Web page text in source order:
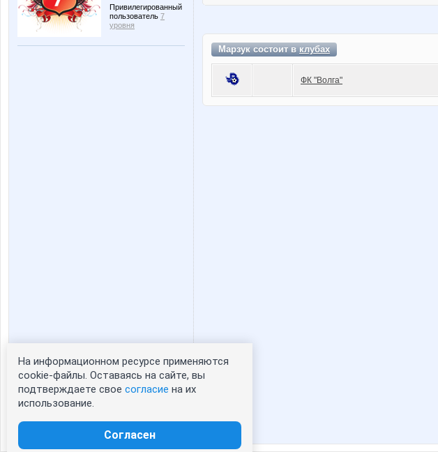
Привилегированный
пользователь 7
уровня
Статистика портрета:
сейчас просматривают портрет - 0
зарегистрированные пользователи
Марзук состоит вклубах
ФК "Волга"
На информационном ресурсе применяются
cookie-файлы. Оставаясь на сайте, вы
подтверждаете свое согласие на их
использование.
Согласен